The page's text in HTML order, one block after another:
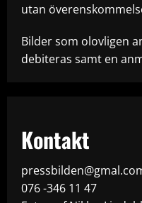
utan
Bilder som olovligen
debiteras samt en
Kontakt
076 -346 11 47